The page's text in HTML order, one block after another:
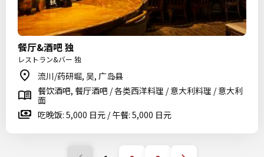
餐厅&酒吧 独
レストラン&バー 独
流川/药研堀, 吴, 广岛县
餐饮酒吧, 餐厅酒吧 / 各类西洋料理 / 意大利料理 / 意大利
面
吃晚饭: 5,000 日元 / 午餐: 5,000 日元